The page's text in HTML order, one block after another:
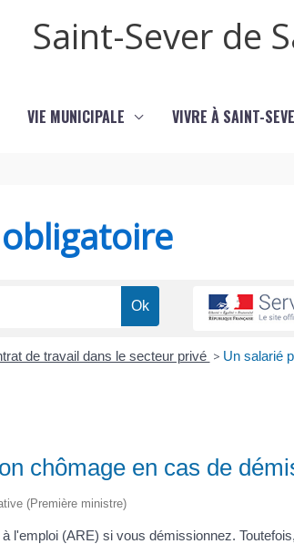
Saint-Sever de
VIE MUNICIPALE VIVRE À SAINT-
de travail dans le secteur privé > Un salarié
chômage en cas de
(Première ministre)
l'emploi (ARE) si vous démissionnez.